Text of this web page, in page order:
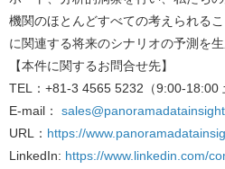
機関のほとんどすべての考えられる
に関連する将来のシナリオの予測を生
【本件に関するお問合せ先】
TEL
： +81-3 4565 5232 （9:00-18:00
E-mail ：
URL
： https://
LinkedIn: https://www.linkedin.com/